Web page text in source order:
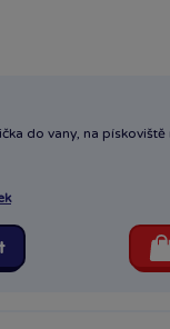
do vany, na pískoviště